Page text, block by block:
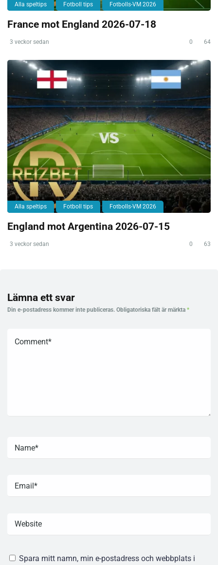
Alla speltips Fotboll tips Fotbolls-VM 2026
France mot England 2026-07-18
3 veckor sedan 0 64
Alla speltips Fotboll tips Fotbolls-VM 2026
England mot Argentina 2026-07-15
3 veckor sedan 0 63
Lämna ett svar
Din e-postadress kommer inte publiceras. Obligatoriska fält är märkta *
Spara mitt namn, min e-postadress och webbplats i